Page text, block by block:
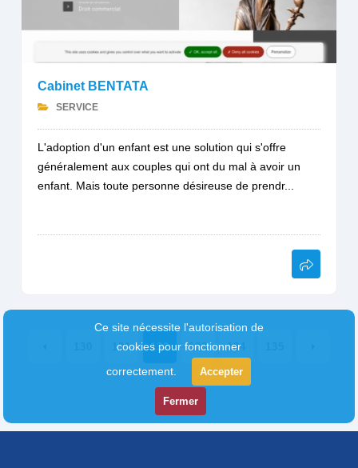
Cabinet BENTATA
SERVICE
L'adoption d'un enfant est une solution qui s'offre
généralement aux couples qui ont du mal à avoir un
enfant. Mais toute personne désireuse de prendr...
131 132 133 134
Ce site nécessite l'autorisation de
cookies pour fonctionner
correctement.
Accepter
Fermer